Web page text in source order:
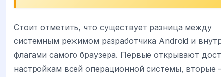
Стоит отметить, что существует разница между
системным режимом разработчика Android и
флагами самого браузера. Первые открывают
настройкам всей операционной системы, вторые